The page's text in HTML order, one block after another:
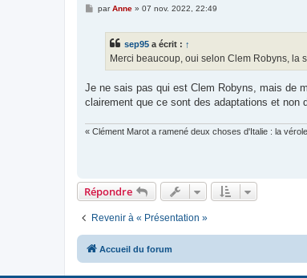
MparAnne» 07 nov. 2022, 22:49
sep95 a écrit : ↑
Merci beaucoup, oui selon Clem Robyns, la
Je ne sais pas qui est Clem Robyns, mais de
clairement que ce sont des adaptations et non
« Clément Marot a ramené deux choses d'Italie : la
Répondre
Revenir à « Présentation »
Accueil du forum